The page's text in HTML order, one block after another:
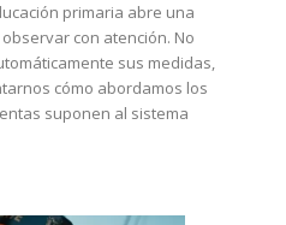
primaria abre una
con atención. No
sus medidas,
cómo abordamos los
suponen al sistema